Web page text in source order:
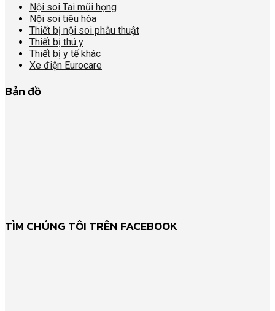
Nội soi Tai mũi họng
Nội soi tiêu hóa
Thiết bị nội soi phẫu thuật
Thiết bị thú y
Thiết bị y tế khác
Xe điện Eurocare
Bản đồ
TÌM CHÚNG TÔI TRÊN FACEBOOK